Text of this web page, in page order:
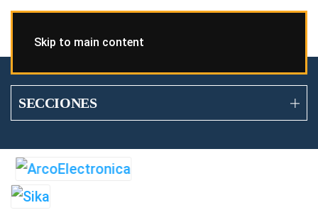
Skip to main content
SECCIONES